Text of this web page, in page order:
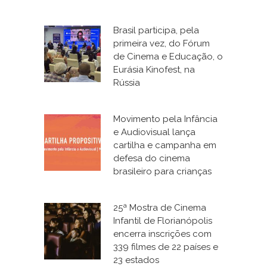
Brasil participa, pela
primeira vez, do Fórum
de Cinema e Educação, o
Eurásia Kinofest, na
Rússia
Movimento pela Infância
e Audiovisual lança
cartilha e campanha em
defesa do cinema
brasileiro para crianças
25ª Mostra de Cinema
Infantil de Florianópolis
encerra inscrições com
339 filmes de 22 países e
23 estados